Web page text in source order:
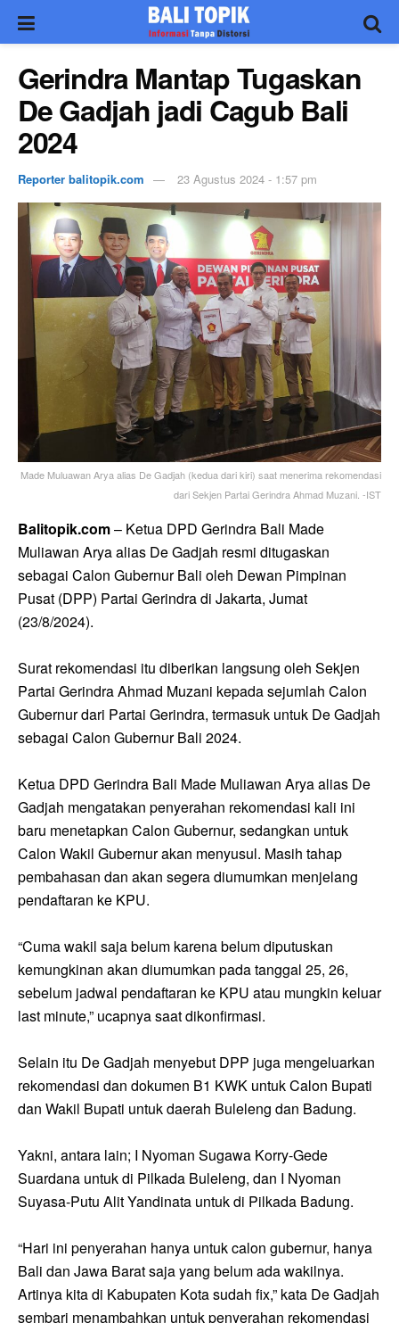
Gerindra Mantap Tugaskan
De Gadjah jadi Cagub Bali
2024
Reporter balitopik.com 23 Agustus 2024 - 1:57 pm
Made Muluawan Arya alias De Gadjah (kedua dari kiri) saat menerima rekomendasi
dari Sekjen Partai Gerindra Ahmad Muzani. -IST
Balitopik.com– Ketua DPD Gerindra Bali Made
Muliawan Arya alias De Gadjah resmi ditugaskan
sebagai Calon Gubernur Bali oleh Dewan Pimpinan
Pusat (DPP) Partai Gerindra di Jakarta, Jumat
(23/8/2024).
Surat rekomendasi itu diberikan langsung oleh Sekjen
Partai Gerindra Ahmad Muzani kepada sejumlah Calon
Gubernur dari Partai Gerindra, termasuk untuk De Gadjah
sebagai Calon Gubernur Bali 2024.
Ketua DPD Gerindra Bali Made Muliawan Arya alias De
Gadjah mengatakan penyerahan rekomendasi kali ini
baru menetapkan Calon Gubernur, sedangkan untuk
Calon Wakil Gubernur akan menyusul. Masih tahap
pembahasan dan akan segera diumumkan menjelang
pendaftaran ke KPU.
“Cuma wakil saja belum karena belum diputuskan
kemungkinan akan diumumkan pada tanggal 25, 26,
sebelum jadwal pendaftaran ke KPU atau mungkin keluar
last minute,” ucapnya saat dikonfirmasi.
Selain itu De Gadjah menyebut DPP juga mengeluarkan
rekomendasi dan dokumen B1 KWK untuk Calon Bupati
dan Wakil Bupati untuk daerah Buleleng dan Badung.
Yakni, antara lain; I Nyoman Sugawa Korry-Gede
Suardana untuk di Pilkada Buleleng, dan I Nyoman
Suyasa-Putu Alit Yandinata untuk di Pilkada Badung.
“Hari ini penyerahan hanya untuk calon gubernur, hanya
Bali dan Jawa Barat saja yang belum ada wakilnya.
Artinya kita di Kabupaten Kota sudah fix,” kata De Gadjah
sembari menambahkan untuk penyerahan rekomendasi